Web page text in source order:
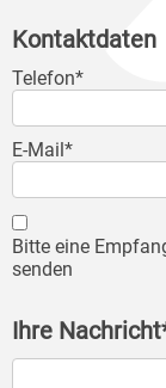
Kontaktdaten
Telefon*
E-Mail*
Bitte eine
senden
Ihre